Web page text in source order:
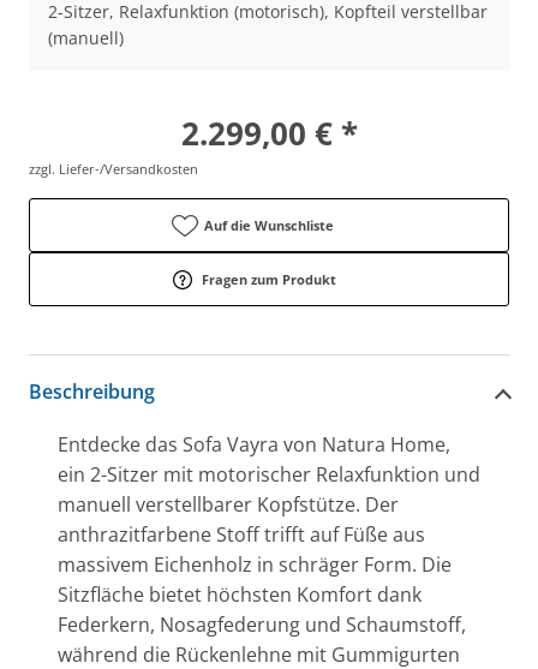
2-Sitzer, Relaxfunktion (motorisch), Kopfteil verstellbar
(manuell)
2.299,00 € *
zzgl. Liefer-/Versandkosten
Auf die Wunschliste
Fragen zum Produkt
Beschreibung
Entdecke das Sofa Vayra von Natura Home,
ein 2-Sitzer mit motorischer Relaxfunktion und
manuell verstellbarer Kopfstütze. Der
anthrazitfarbene Stoff trifft auf Füße aus
massivem Eichenholz in schräger Form. Die
Sitzfläche bietet höchsten Komfort dank
Federkern, Nosagfederung und Schaumstoff,
während die Rückenlehne mit Gummigurten